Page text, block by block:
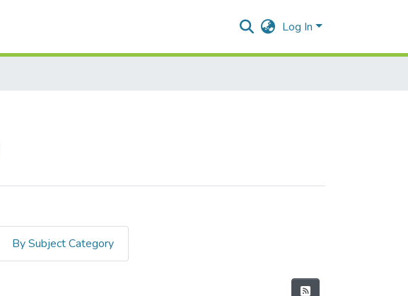
Log In
By Subject Category